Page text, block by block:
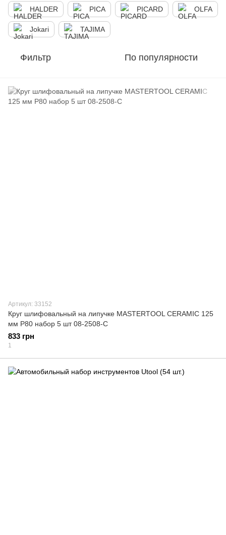
HALDER PICA PICARD OLFA
Jokari TAJIMA
Фильтр По популярности
Артикул: 33152
Круг шлифовальный на липучке MASTERTOOL CERAMIC 125
мм P80 набор 5 шт 08-2508-C
833 грн
1